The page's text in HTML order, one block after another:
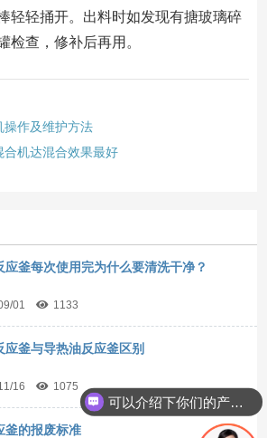
轻轻捅开。出料时如发现有搪玻璃碎
检查，修补后再用。
操作及维护方法
合机达混合效果最好
应釜每次使用完为什么要清洗干净？
01 1133
应釜与导热油反应釜区别
16 1075
釜的报废标准
可以介绍下你们的产品么？